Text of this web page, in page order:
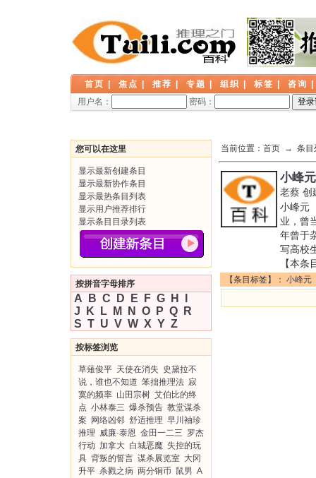
首页 焦点 推荐 专题 组织 标签 咨询
用户名：
密码：
您可以在这里
显示最新创建条目
显示最新协作条目
显示最热条目列表
显示用户推荐排行
显示条目目录列表
按拼音字母排序
A B C D E F G H
J
K L M N O P Q
R
S T U V W X Y Z
按标签浏览
草薙俊平 天使在消失 史黛拉不
说，谁也不知道 笨拙推理法 寂
寞的频率 山田宗树 艾伯比的终
点 小林泰三 爆杀预告 教堂谋杀
案
网络凶邻 舒适推理 早川袖珍
推理 威廉·泰恩 金田一二三 罗杰
行动 加拿大 白城恶魔 失控的玩
具 背叛的誓言 谋杀展览室 大冈
升平 杀戮之病 两分铜币 鼠男 A
当前位置： 首页 → 条目
小峰元
老蔡 创
小峰元
业，曾
年曾于
写高校
【本条
【条目标签】： 小峰元